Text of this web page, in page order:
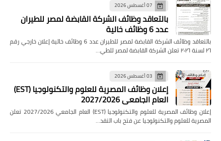
07 أغسطس 2026
بالتعاقد وظائف الشركة القابضة لمصر للطيران
عدد 6 وظائف خالية
بالتعاقد وظائف الشركة القابضة لمصر للطيران عدد 6 وظائف خالية إعلان خارجي رقم
٢٦ لسنة ٢٠٢٦ تعلن الشركة القابضة لمصر للطي…
03 أغسطس 2026
إعلان وظائف المصرية للعلوم والتكنولوجيا (EST)
العام الجامعي 2027/2026
إعلان وظائف المصرية للعلوم والتكنولوجيا (EST) العام الجامعي 2027/2026 تعلن
المصرية للعلوم والتكنولوجيا عن فتح باب التقد…